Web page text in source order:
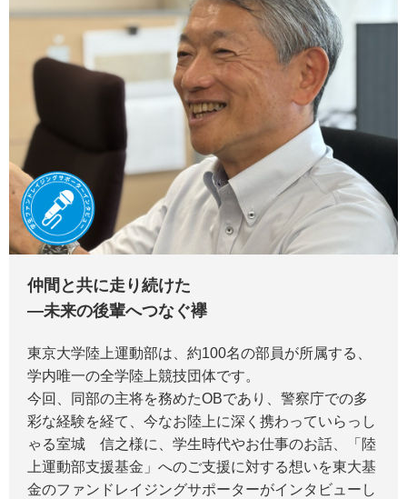
仲間と共に走り続けた
―未来の後輩へつなぐ襷
東京大学陸上運動部は、約100名の部員が所属する、
学内唯一の全学陸上競技団体です。
今回、同部の主将を務めたOBであり、警察庁での多
彩な経験を経て、今なお陸上に深く携わっていらっし
ゃる室城 信之様に、学生時代やお仕事のお話、「陸
上運動部支援基金」へのご支援に対する想いを東大基
金のファンドレイジングサポーターがインタビューし